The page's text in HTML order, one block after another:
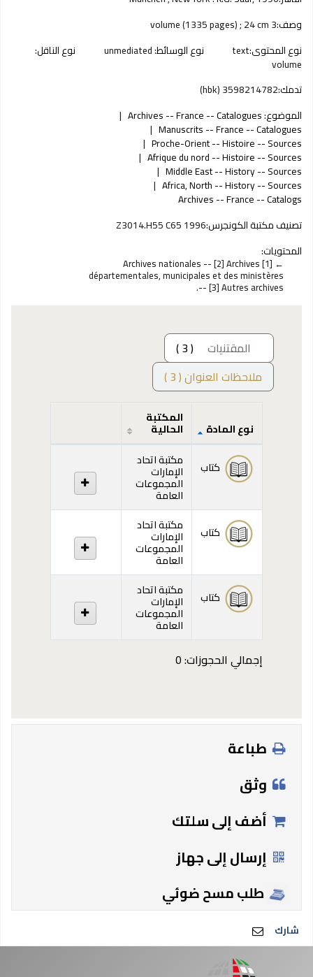
وصف:3 volume (1335 pages) ; 24 cm
نوع المحتوى:text نوع الوسائط:unmediated نوع الناقل:
volume
تدمك:3598214782 (hbk)
الموضوع:Archives -- France -- Catalogues
Manuscrits -- France -- Catalogues
Proche-Orient -- Histoire -- Sources
Afrique du nord -- Histoire -- Sources
Middle East -- History -- Sources
Africa, North -- History -- Sources
Archives -- France -- Catalogs
تصنيف مكتبة الكونجرس:Z3014.H55 C65 1996
المحتويات:
[1] Archives nationales -- [2] Archives
départementales, municipales et des ministères
-- [3] Autres archives.
المقتنيات
( 3 )
ملاحظات العنوان ( 3 )
المقتنيات
نوع المادة
المكتبة
الحالية
كتاب مكتبة اتحاد
الإمارات
المجموعات
العامة
كتاب
مكتبة اتحاد
الإمارات
المجموعات
العامة
كتاب
مكتبة اتحاد
الإمارات
المجموعات
العامة
إجمالي الحجوزات: 0
طباعة
وثق
أضف إلى سلتك
إرسال إلى جهاز
طلب مسح ضوئي
شارك